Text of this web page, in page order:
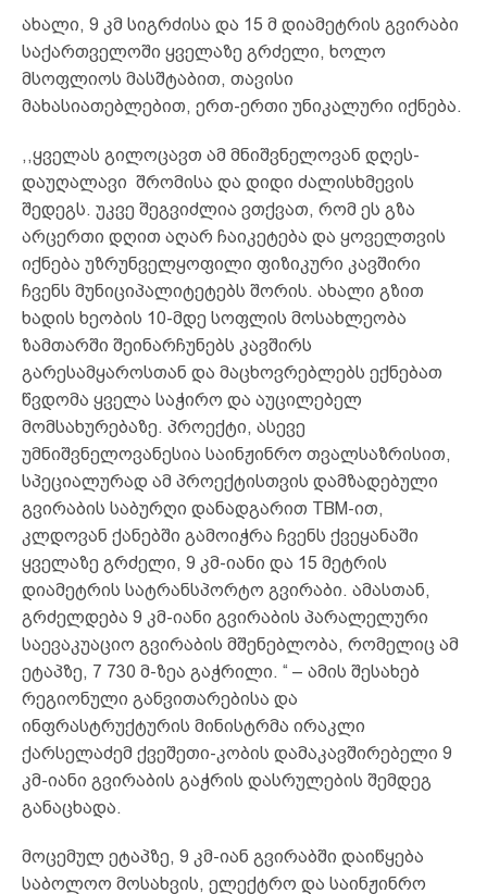
ახალი, 9 კმ სიგრძისა და 15 მ დიამეტრის გვირაბი
საქართველოში ყველაზე გრძელი, ხოლო
მსოფლიოს მასშტაბით, თავისი
მახასიათებლებით, ერთ-ერთი უნიკალური იქნება.
,,ყველას გილოცავთ ამ მნიშვნელოვან დღეს-
დაუღალავი შრომისა და დიდი ძალისხმევის
შედეგს. უკვე შეგვიძლია ვთქვათ, რომ ეს გზა
არცერთი დღით აღარ ჩაიკეტება და ყოველთვის
იქნება უზრუნველყოფილი ფიზიკური კავშირი
ჩვენს მუნიციპალიტეტებს შორის. ახალი გზით
ხადის ხეობის 10-მდე სოფლის მოსახლეობა
ზამთარში შეინარჩუნებს კავშირს
გარესამყაროსთან და მაცხოვრებლებს ექნებათ
წვდომა ყველა საჭირო და აუცილებელ
მომსახურებაზე. პროექტი, ასევე
უმნიშვნელოვანესია საინჟინრო თვალსაზრისით,
სპეციალურად ამ პროექტისთვის დამზადებული
გვირაბის საბურღი დანადგარით TBM-ით,
კლდოვან ქანებში გამოიჭრა ჩვენს ქვეყანაში
ყველაზე გრძელი, 9 კმ-იანი და 15 მეტრის
დიამეტრის სატრანსპორტო გვირაბი. ამასთან,
გრძელდება 9 კმ-იანი გვირაბის პარალელური
საევაკუაციო გვირაბის მშენებლობა, რომელიც ამ
ეტაპზე, 7 730 მ-ზეა გაჭრილი. “ – ამის შესახებ
რეგიონული განვითარებისა და
ინფრასტრუქტურის მინისტრმა ირაკლი
ქარსელაძემ ქვეშეთი-კობის დამაკავშირებელი 9
კმ-იანი გვირაბის გაჭრის დასრულების შემდეგ
განაცხადა.
მოცემულ ეტაპზე, 9 კმ-იან გვირაბში დაიწყება
საბოლოო მოსახვის, ელექტრო და საინჟინრო